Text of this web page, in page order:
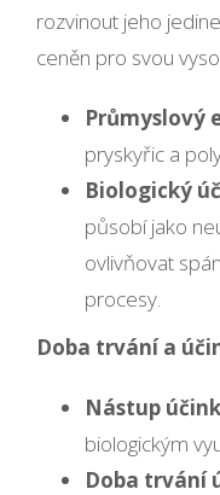
rozvinout jeho
ceněn pro svou
Průmyslový
pryskyřic a
Biologický
působí jako
ovlivňovat
procesy.
Doba trvání a
Nástup
biologickým
Doba trvání